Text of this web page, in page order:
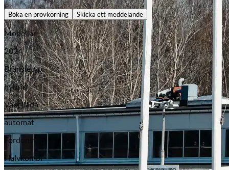
Opel
Boka en provkörning Skicka ett meddelande
Modellår
2024
Bränsletyp
hybrid
Växellåda
automat
Fordonstyp
Halvkombi